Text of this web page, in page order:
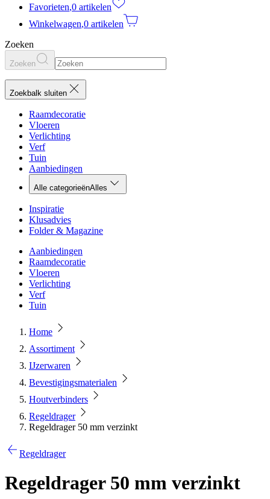
Favorieten,0 artikelen
Winkelwagen,0 artikelen
Zoeken
Zoeken
Zoekbalk sluiten
Raamdecoratie
Vloeren
Verlichting
Verf
Tuin
Aanbiedingen
Alle categorieënAlles
Inspiratie
Klusadvies
Folder & Magazine
Aanbiedingen
Raamdecoratie
Vloeren
Verlichting
Verf
Tuin
Home
Assortiment
IJzerwaren
Bevestigingsmaterialen
Houtverbinders
Regeldrager
Regeldrager 50 mm verzinkt
Regeldrager
Regeldrager 50 mm verzinkt